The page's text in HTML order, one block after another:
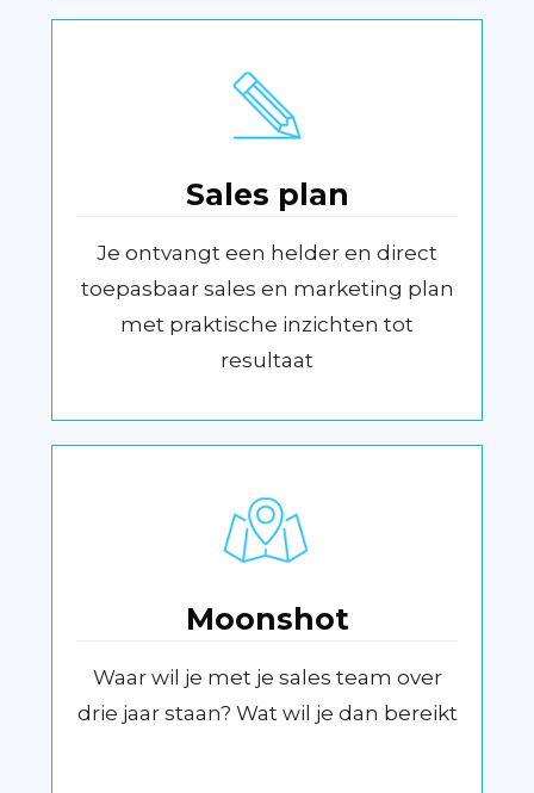
Sales plan
Je ontvangt een helder en direct
toepasbaar sales en marketing plan
met praktische inzichten tot
resultaat
Moonshot
Waar wil je met je sales team over
drie jaar staan? Wat wil je dan bereikt